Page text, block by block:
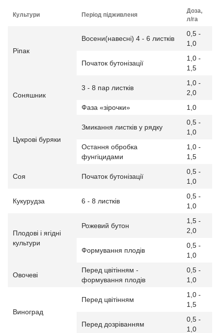
Культури Період підживленя
Доза,
л/га
Ріпак
Восени(навесні) 4 - 6 листків
0,5 -
1,0
Початок бутонізації
1,0 -
1,5
Соняшник
3 - 8 пар листків
1,0 -
2,0
Фаза «зірочки»
1,0
Цукрові буряки
Змикання листків у рядку
0,5 -
1,0
Остання обробка
фунгіцидами
1,0 -
1,5
Соя Початок бутонізації
0,5 -
1,0
Кукурудза 6 - 8 листків
0,5 -
1,0
Плодові і ягідні
культури
Рожевий бутон
1,5 -
2,0
Формування плодів
0,5 -
1,0
Овочеві
Перед цвітінням -
формування плодів
0,5 -
1,0
Виноград
Перед цвітінням
1,0 -
1,5
Перед дозріванням
0,5 -
1,0